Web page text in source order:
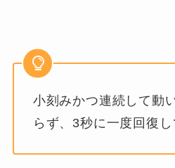
小刻みかつ連続して動
らず、3秒に一度回復し